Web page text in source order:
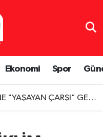
Ekonomi Spor
ÇARŞI" GELİYOR